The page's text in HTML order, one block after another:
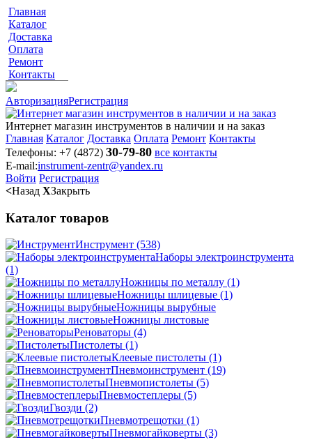
Главная
Каталог
Доставка
Оплата
Ремонт
Контакты
АвторизацияРегистрация
Интернет магазин инструментов в наличии и на заказ
Главная Каталог Доставка Оплата Ремонт Контакты
Телефоны: +7 (4872) 30-79-80 все контакты
E-mail:instrument-zentr@yandex.ru
Войти Регистрация
<Назад XЗакрыть
Каталог товаров
Инструмент (538)
Наборы электроинструмента
(1)
Ножницы по металлу (1)
Ножницы шлицевые (1)
Ножницы вырубные
Ножницы листовые
Реноваторы (4)
Пистолеты (1)
Клеевые пистолеты (1)
Пневмоинструмент (19)
Пневмопистолеты (5)
Пневмостеплеры (5)
Гвозди (2)
Пневмотрещотки (1)
Пневмогайковерты (3)